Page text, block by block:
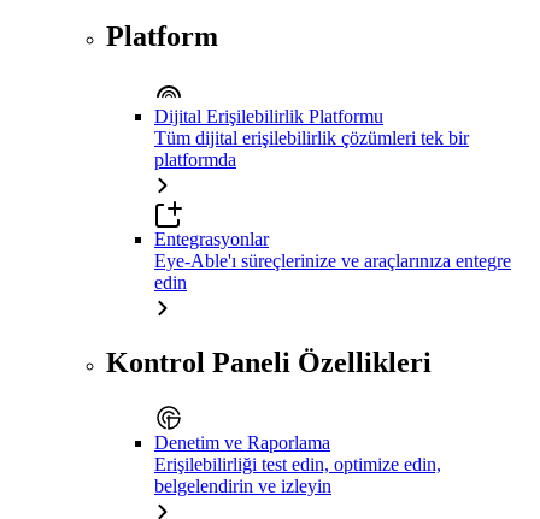
Platform
Dijital Erişilebilirlik Platformu
Tüm dijital erişilebilirlik çözümleri tek bir
platformda
Entegrasyonlar
Eye-Able'ı süreçlerinize ve araçlarınıza entegre
edin
Kontrol Paneli Özellikleri
Denetim ve Raporlama
Erişilebilirliği test edin, optimize edin,
belgelendirin ve izleyin